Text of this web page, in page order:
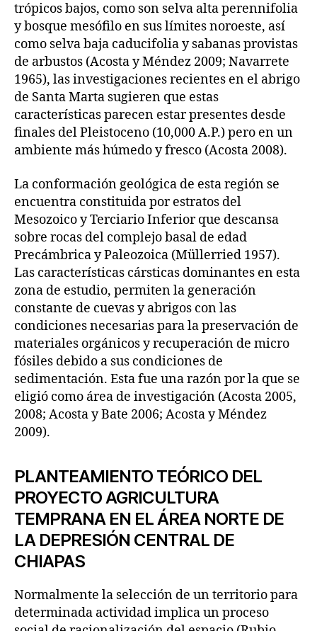
trópicos bajos, como son selva alta perennifolia
y bosque mesófilo en sus límites noroeste, así
como selva baja caducifolia y sabanas provistas
de arbustos (Acosta y Méndez 2009; Navarrete
1965), las investigaciones recientes en el abrigo
de Santa Marta sugieren que estas
características parecen estar presentes desde
finales del Pleistoceno (10,000 A.P.) pero en un
ambiente más húmedo y fresco (Acosta 2008).
La conformación geológica de esta región se
encuentra constituida por estratos del
Mesozoico y Terciario Inferior que descansa
sobre rocas del complejo basal de edad
Precámbrica y Paleozoica (Müllerried 1957).
Las características cársticas dominantes en esta
zona de estudio, permiten la generación
constante de cuevas y abrigos con las
condiciones necesarias para la preservación de
materiales orgánicos y recuperación de micro
fósiles debido a sus condiciones de
sedimentación. Esta fue una razón por la que se
eligió como área de investigación (Acosta 2005,
2008; Acosta y Bate 2006; Acosta y Méndez
2009).
PLANTEAMIENTO TEÓRICO DEL
PROYECTO AGRICULTURA
TEMPRANA EN EL ÁREA NORTE DE
LA DEPRESIÓN CENTRAL DE
CHIAPAS
Normalmente la selección de un territorio para
determinada actividad implica un proceso